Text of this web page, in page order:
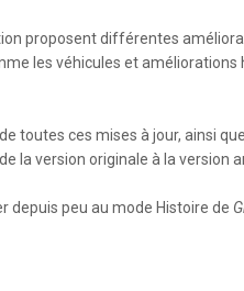
proposent différentes
les véhicules et
toutes ces mises à jour, ainsi
la version originale à la version
depuis peu au mode Histoire de